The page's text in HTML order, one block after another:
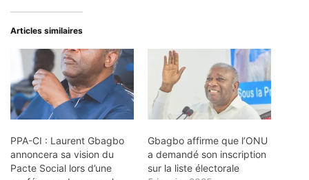
Articles similaires
PPA-CI : Laurent Gbagbo
annoncera sa vision du
Pacte Social lors d’une
Gbagbo affirme que l’ONU
a demandé son inscription
sur la liste électorale